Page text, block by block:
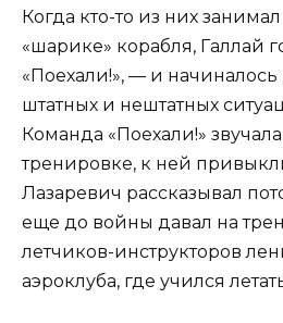
Когда кто-то из них
«шарике» корабля, Галлай
«Поехали!», — и
штатных и нештатных
Команда «Поехали!»
тренировке, к ней
Лазаревич рассказывал
еще до войны давал на
летчиков-инструкторов
аэроклуба, где учился